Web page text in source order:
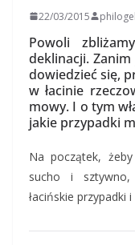
22/03/2015
Powoli
deklinacji.
dowiedzieć się,
w łacinie
mowy. I o tym
jakie przypadki
Na początek,
sucho i sztywno,
łacińskie przypadki